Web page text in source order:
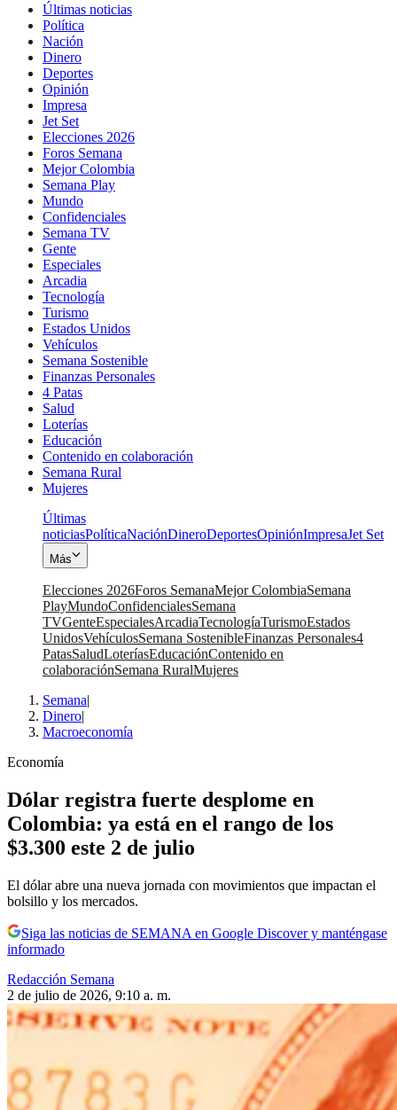
Últimas noticias
Política
Nación
Dinero
Deportes
Opinión
Impresa
Jet Set
Elecciones 2026
Foros Semana
Mejor Colombia
Semana Play
Mundo
Confidenciales
Semana TV
Gente
Especiales
Arcadia
Tecnología
Turismo
Estados Unidos
Vehículos
Semana Sostenible
Finanzas Personales
4 Patas
Salud
Loterías
Educación
Contenido en colaboración
Semana Rural
Mujeres
Últimas
noticiasPolíticaNaciónDineroDeportesOpiniónImpresaJet Set
Más
Elecciones 2026Foros SemanaMejor ColombiaSemana
PlayMundoConfidencialesSemana
TVGenteEspecialesArcadiaTecnologíaTurismoEstados
UnidosVehículosSemana SostenibleFinanzas Personales4
PatasSaludLoteríasEducaciónContenido en
colaboraciónSemana RuralMujeres
Semana|
Dinero|
Macroeconomía
Economía
Dólar registra fuerte desplome en
Colombia: ya está en el rango de los
$3.300 este 2 de julio
El dólar abre una nueva jornada con movimientos que impactan el
bolsillo y los mercados.
Siga las noticias de SEMANA en Google Discover y manténgase
informado
Redacción Semana
2 de julio de 2026, 9:10 a. m.